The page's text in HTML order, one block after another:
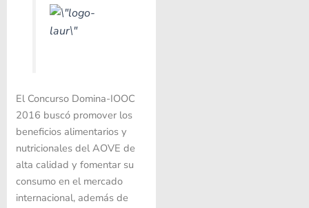
El Concurso Domina-IOOC
2016 buscó promover los
beneficios alimentarios y
nutricionales del AOVE de
alta calidad y fomentar su
consumo en el mercado
internacional, además de